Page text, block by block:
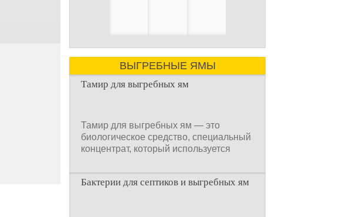
ВЫГРЕБНЫЕ ЯМЫ
Тамир для выгребных ям
Тамир для выгребных ям — это
биологическое средство, специальный
концентрат, который используется
Бактерии для септиков и выгребных ям